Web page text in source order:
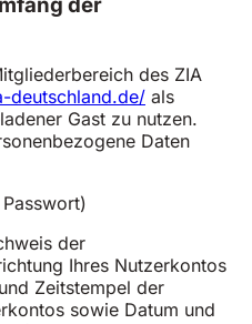
des ZIA
deutschland.de/ als
Gast zu nutzen.
Daten
der
Ihres Nutzerkontos
Zeitstempel der
sowie Datum und